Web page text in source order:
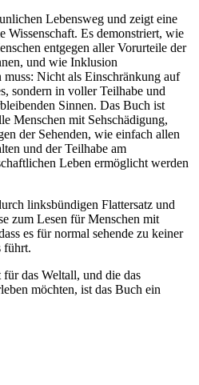
Lebensweg und zeigt eine
Wissenschaft. Es demonstriert, wie
entgegen aller Vorurteile der
und wie Inklusion
Nicht als Einschränkung auf
sondern in voller Teilhabe und
Sinnen. Das Buch ist
Menschen mit Sehschädigung,
der Sehenden, wie einfach allen
und der Teilhabe am
Leben ermöglicht werden
linksbündigen Flattersatz und
zum Lesen für Menschen mit
es für normal sehende zu keiner
führt.
das Weltall, und die das
möchten, ist das Buch ein